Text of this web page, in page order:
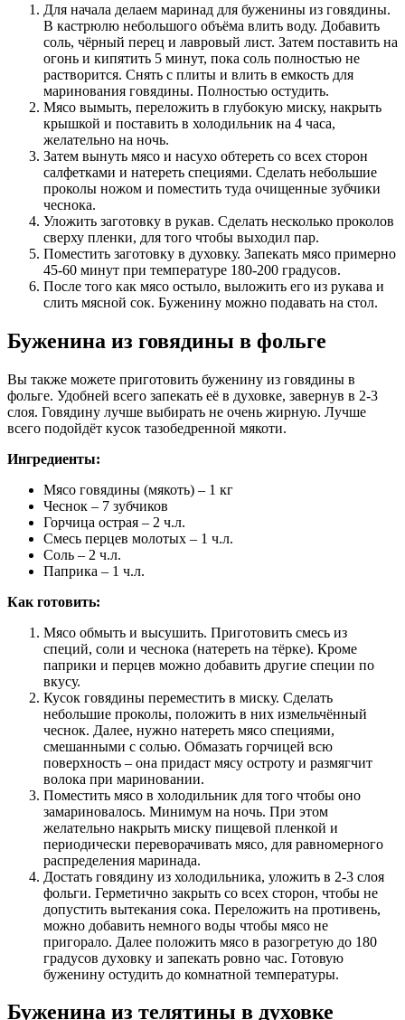
Для начала делаем маринад для буженины из говядины.
В кастрюлю небольшого объёма влить воду. Добавить
соль, чёрный перец и лавровый лист. Затем поставить на
огонь и кипятить 5 минут, пока соль полностью не
растворится. Снять с плиты и влить в емкость для
маринования говядины. Полностью остудить.
Мясо вымыть, переложить в глубокую миску, накрыть
крышкой и поставить в холодильник на 4 часа,
желательно на ночь.
Затем вынуть мясо и насухо обтереть со всех сторон
салфетками и натереть специями. Сделать небольшие
проколы ножом и поместить туда очищенные зубчики
чеснока.
Уложить заготовку в рукав. Сделать несколько проколов
сверху пленки, для того чтобы выходил пар.
Поместить заготовку в духовку. Запекать мясо примерно
45-60 минут при температуре 180-200 градусов.
После того как мясо остыло, выложить его из рукава и
слить мясной сок. Буженину можно подавать на стол.
Буженина из говядины в фольге
Вы также можете приготовить буженину из говядины в
фольге. Удобней всего запекать её в духовке, завернув в 2-3
слоя. Говядину лучше выбирать не очень жирную. Лучше
всего подойдёт кусок тазобедренной мякоти.
Ингредиенты:
Мясо говядины (мякоть) – 1 кг
Чеснок – 7 зубчиков
Горчица острая – 2 ч.л.
Смесь перцев молотых – 1 ч.л.
Соль – 2 ч.л.
Паприка – 1 ч.л.
Как готовить:
Мясо обмыть и высушить. Приготовить смесь из
специй, соли и чеснока (натереть на тёрке). Кроме
паприки и перцев можно добавить другие специи по
вкусу.
Кусок говядины переместить в миску. Сделать
небольшие проколы, положить в них измельчённый
чеснок. Далее, нужно натереть мясо специями,
смешанными с солью. Обмазать горчицей всю
поверхность – она придаст мясу остроту и размягчит
волока при мариновании.
Поместить мясо в холодильник для того чтобы оно
замариновалось. Минимум на ночь. При этом
желательно накрыть миску пищевой пленкой и
периодически переворачивать мясо, для равномерного
распределения маринада.
Достать говядину из холодильника, уложить в 2-3 слоя
фольги. Герметично закрыть со всех сторон, чтобы не
допустить вытекания сока. Переложить на противень,
можно добавить немного воды чтобы мясо не
пригорало. Далее положить мясо в разогретую до 180
градусов духовку и запекать ровно час. Готовую
буженину остудить до комнатной температуры.
Буженина из телятины в духовке